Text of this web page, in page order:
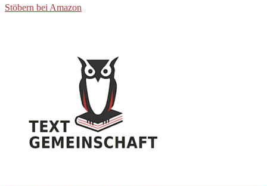
Stöbern bei Amazon